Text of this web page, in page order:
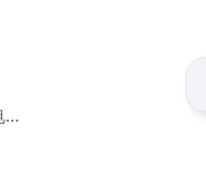
企业如何申请办理贵港400电话业务？